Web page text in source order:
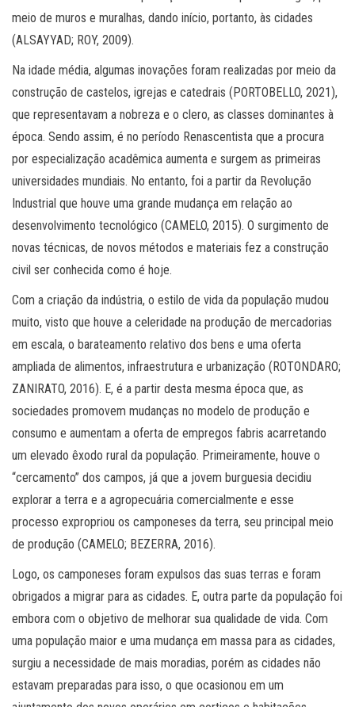
meio de muros e muralhas, dando início, portanto, às cidades
(ALSAYYAD; ROY, 2009).
Na idade média, algumas inovações foram realizadas por meio da
construção de castelos, igrejas e catedrais (PORTOBELLO, 2021),
que representavam a nobreza e o clero, as classes dominantes à
época. Sendo assim, é no período Renascentista que a procura
por especialização acadêmica aumenta e surgem as primeiras
universidades mundiais. No entanto, foi a partir da Revolução
Industrial que houve uma grande mudança em relação ao
desenvolvimento tecnológico (CAMELO, 2015). O surgimento de
novas técnicas, de novos métodos e materiais fez a construção
civil ser conhecida como é hoje.
Com a criação da indústria, o estilo de vida da população mudou
muito, visto que houve a celeridade na produção de mercadorias
em escala, o barateamento relativo dos bens e uma oferta
ampliada de alimentos, infraestrutura e urbanização (ROTONDARO;
ZANIRATO, 2016). E, é a partir desta mesma época que, as
sociedades promovem mudanças no modelo de produção e
consumo e aumentam a oferta de empregos fabris acarretando
um elevado êxodo rural da população. Primeiramente, houve o
“cercamento” dos campos, já que a jovem burguesia decidiu
explorar a terra e a agropecuária comercialmente e esse
processo expropriou os camponeses da terra, seu principal meio
de produção (CAMELO; BEZERRA, 2016).
Logo, os camponeses foram expulsos das suas terras e foram
obrigados a migrar para as cidades. E, outra parte da população foi
embora com o objetivo de melhorar sua qualidade de vida. Com
uma população maior e uma mudança em massa para as cidades,
surgiu a necessidade de mais moradias, porém as cidades não
estavam preparadas para isso, o que ocasionou em um